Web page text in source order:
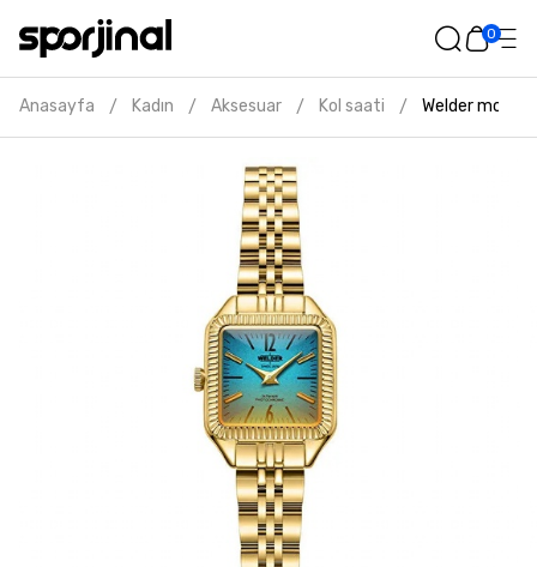
0
Anasayfa / Kadın / Aksesuar / Kol saati / Welder moody